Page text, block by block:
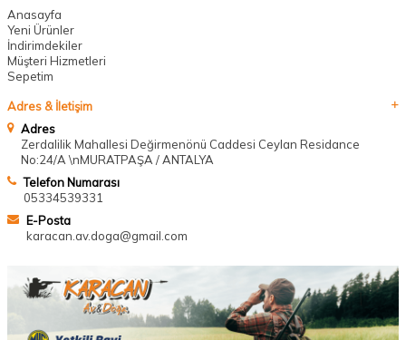
Anasayfa
Yeni Ürünler
İndirimdekiler
Müşteri Hizmetleri
Sepetim
Adres & İletişim
Adres
Zerdalilik Mahallesi Değirmenönü Caddesi Ceylan Residance
No:24/A \nMURATPAŞA / ANTALYA
Telefon Numarası
05334539331
E-Posta
karacan.av.doga@gmail.com